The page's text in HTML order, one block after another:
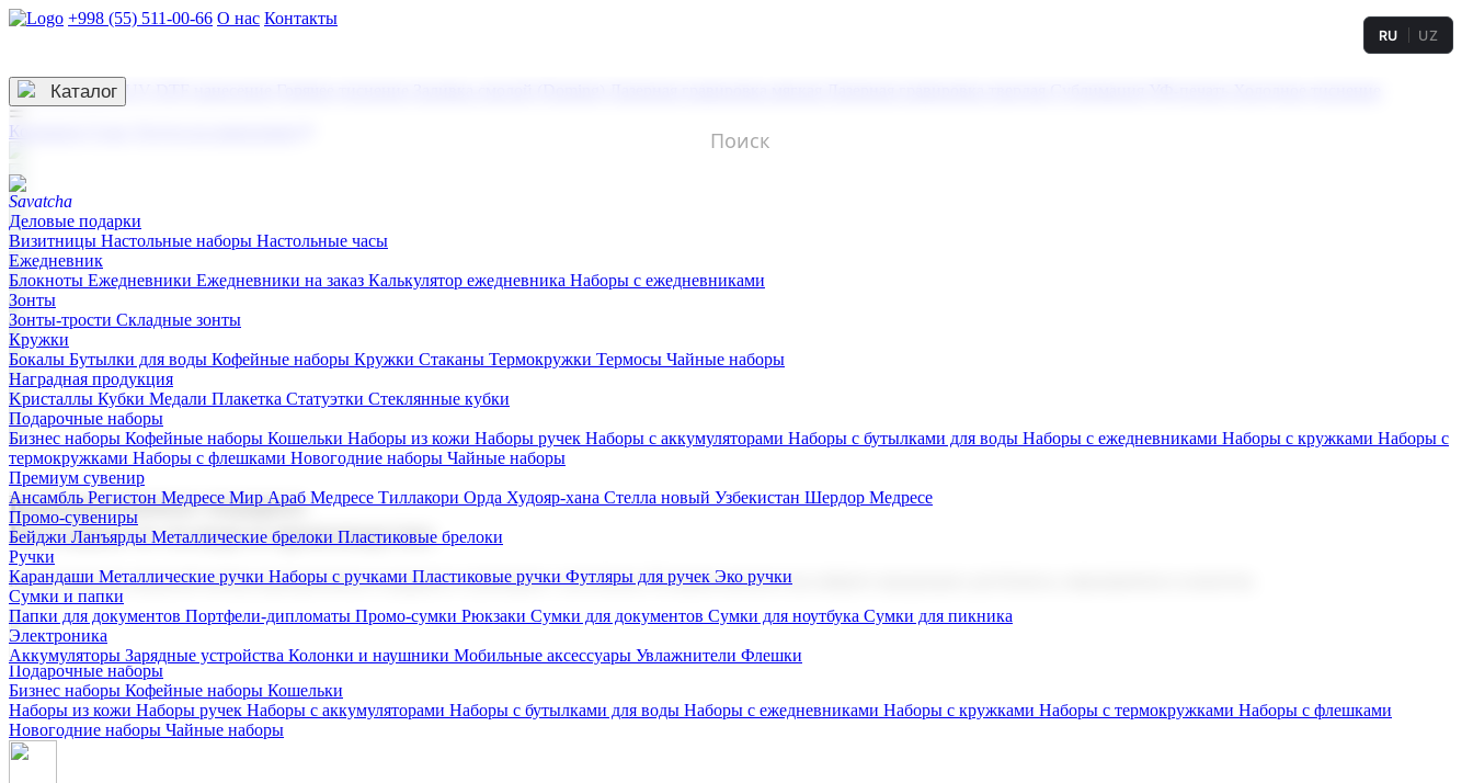
+998 (55) 511-00-66 О нас Контакты
3D гравировка
RU UZ
☰
Контакты
Каталог
Деловые подарки
Визитницы Настольные наборы Настольные часы
Ежедневник
Блокноты Ежедневники Ежедневники на заказ Калькулятор ежедневника Наборы с ежедневниками
Зонты
Зонты-трости Складные зонты
Кружки
Бокалы Бутылки для воды Кофейные наборы Кружки Стаканы Термокружки Термосы Чайные наборы
Наградная продукция
Kристаллы Кубки Медали Плакетка Статуэтки Стеклянные кубки
Подарочные наборы
Бизнес наборы Кофейные наборы Кошельки Наборы из кожи Наборы ручек Наборы с аккумуляторами Наборы с бутылками для воды Наборы с ежедневниками Наборы с кружками Наборы с
термокружками Наборы с флешками Новогодние наборы Чайные наборы
Премиум сувенир
Ансамбль Регистон Медресе Мир Араб Медресе Тиллакори Орда Худояр-хана Стелла новый Узбекистан Шердор Медресе
Промо-сувениры
Бейджи Ланъярды Металлические брелоки Пластиковые брелоки
Ручки
Карандаши Металлические ручки Наборы с ручками Пластиковые ручки Футляры для ручек Эко ручки
Сумки и папки
Папки для документов Портфели-дипломаты Промо-сумки Рюкзаки Сумки для документов Сумки для ноутбука Сумки для пикника
Электроника
Аккумуляторы Зарядные устройства Колонки и наушники Мобильные аксессуары Увлажнители Флешки
Корпоративные подарки
Поставка со склада и производство
Мы предлагаем широкий выбор корпоративных подарков и сувениров с логотипом. В нашем каталоге вы найдете продукцию для бизнеса, мероприятия и клиентов.
Подарочные наборы
Бизнес наборы Кофейные наборы Кошельки
Наборы из кожи Наборы ручек Наборы с аккумуляторами Наборы с бутылками для воды Наборы с ежедневниками Наборы с кружками Наборы с термокружками Наборы с флешками
Новогодние наборы Чайные наборы